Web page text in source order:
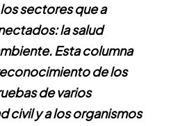
sectores que a
la salud
Esta columna
de los
de varios
civil y a los organismos